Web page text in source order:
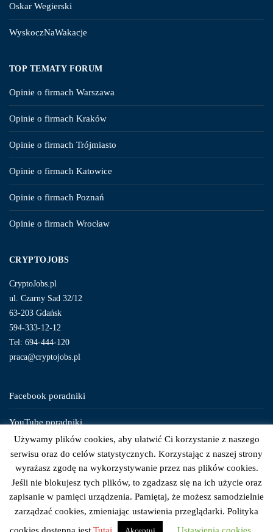
Oskar Wegierski
WyskoczNaWakacje
TOP TEMATY FORUM
Opinie o firmach Warszawa
Opinie o firmach Kraków
Opinie o firmach Trójmiasto
Opinie o firmach Katowice
Opinie o firmach Poznań
Opinie o firmach Wrocław
CRYPTOJOBS
CryptoJobs.pl
ul. Czarny Sad 32/12
63-203 Gdańsk
594-333-12-12
Tel: 694-444-120
praca@cryptojobs.pl
Facebook poradniki
YouTube poradniki
© 2026 © CryptoJobs.pl. Wszelkie Prawa Zastrzeżone.
Używamy plików cookies, aby ułatwić Ci korzystanie z naszego
serwisu oraz do celów statystycznych. Korzystając z naszej strony
wyrażasz zgodę na wykorzystywanie przez nas plików cookies.
Jeśli nie blokujesz tych plików, to zgadzasz się na ich użycie oraz
zapisanie w pamięci urządzenia. Pamiętaj, że możesz samodzielnie
zarządzać cookies, zmieniając ustawienia przeglądarki. Polityka